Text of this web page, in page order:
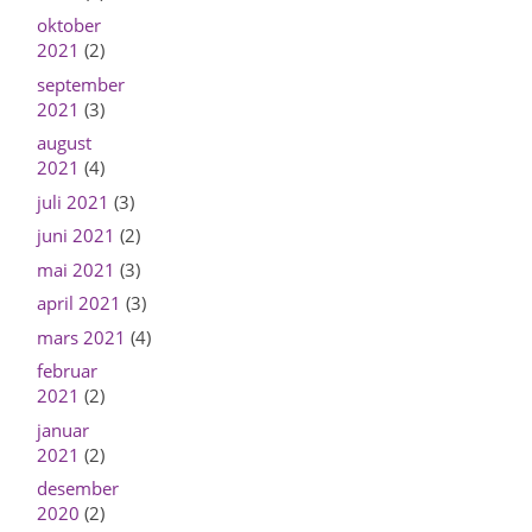
oktober
2021 (2)
september
2021 (3)
august
2021 (4)
juli 2021 (3)
juni 2021 (2)
mai 2021 (3)
april 2021 (3)
mars 2021 (4)
februar
2021 (2)
januar
2021 (2)
desember
2020 (2)